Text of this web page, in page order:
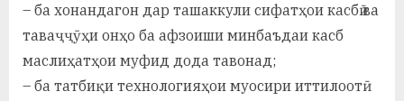
– ба хонандагон дар ташаккули сифатҳои касбӣ ва
таваҷҷӯҳи онҳо ба афзоиши минбаъдаи касб
маслиҳатҳои муфид дода тавонад;
– ба татбиқи технологияҳои муосири иттилоотӣ